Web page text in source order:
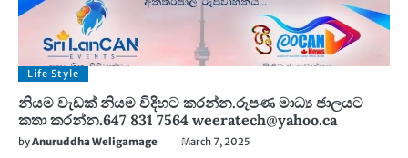
Life Style
නියම වැඩක් නියම විදිහට කරන්න.රූපණ මාධ්‍ය ජාලයට
කතා කරන්න.647 831 7564 weeratech@yahoo.ca
byAnuruddha Weligamage March 7, 2025